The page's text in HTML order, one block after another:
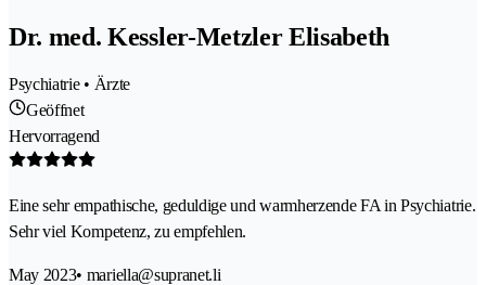
Dr. med. Kessler-Metzler Elisabeth
Psychiatrie • Ärzte
Geöffnet
Hervorragend
Eine sehr empathische, geduldige und warmherzende FA in Psychiatrie.
Sehr viel Kompetenz, zu empfehlen.
May 2023• mariella@supranet.li